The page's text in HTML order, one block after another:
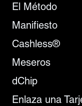
El Método
Manifiesto
Cashless®
Meseros
dChip
Enlaza una